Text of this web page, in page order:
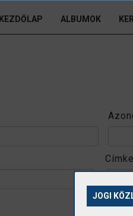
KEZDŐLAP ALBUMOK
Címke
JOGI